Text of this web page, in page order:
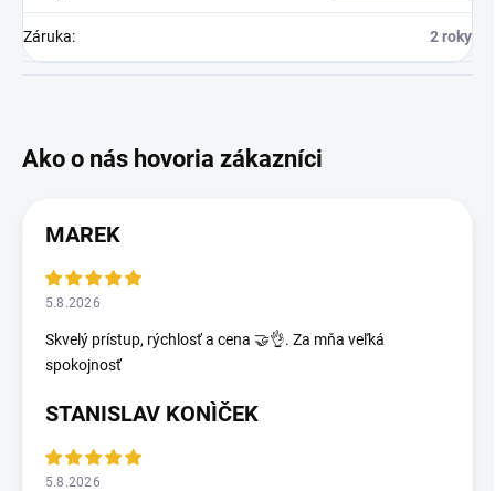
Záruka: 2 roky
MAREK
5.8.2026
Skvelý prístup, rýchlosť a cena 🤝👌. Za mňa veľká
spokojnosť
STANISLAV KONÌČEK
5.8.2026